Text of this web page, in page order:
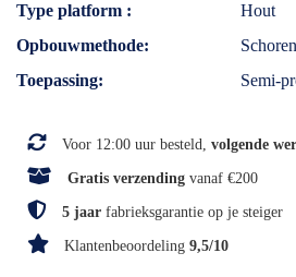
Type platform
Hout
Opbouwmethode
Schoren
Toepassing
Semi-
Voor 12:00 uur besteld, volgende
Gratis verzending vanaf €200
5 jaar fabrieksgarantie op je steiger
Klantenbeoordeling 9,5/10